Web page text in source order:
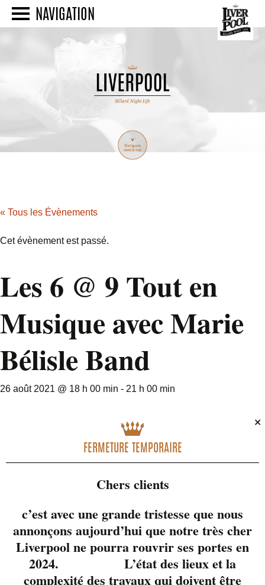
NAVIGATION
« Tous les Évènements
Cet évènement est passé.
Les 6 @ 9 Tout en
Musique avec Marie
Bélisle Band
26 août 2021 @ 18 h 00 min - 21 h 00 min
✕
FERMETURE TEMPORAIRE
Chers clients
c’est avec une grande tristesse que nous
annonçons aujourd’hui que notre très cher
Liverpool ne pourra rouvrir ses portes en
2024. L’état des lieux et la
complexité des travaux qui doivent être